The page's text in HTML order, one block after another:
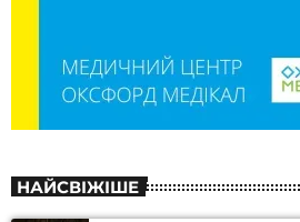
НАЙСВІЖІШЕ